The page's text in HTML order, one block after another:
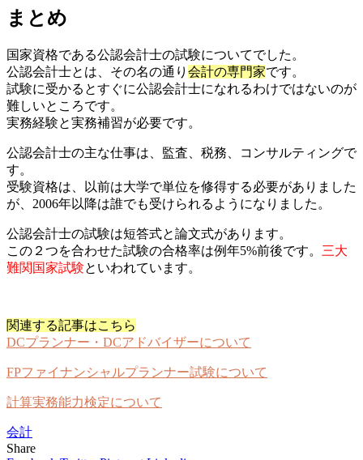
まとめ
国家資格である公認会計士の試験についてでした。
公認会計士とは、その名の通り 会計の専門家です。
試験に受かるとすぐに公認会計士になれるわけではないのが
難しいところです。
実務経験と実務補習が必要です。
公認会計士の主な仕事は、監査、税務、コンサルティングで
す。
受験資格は、以前は大学で単位を修得する必要がありました
が、2006年以降は誰でも受けられるようになりました。
公認会計士の試験は短答式と論文式があります。
この２つを合わせた試験の合格率は例年5%前後です。 三大
難関国家試験といわれています。
関連する記事はこちら
DCプランナー・DCアドバイザーについて
FPファイナンシャルプランナー試験について
計算実務能力検定について
会計
Share